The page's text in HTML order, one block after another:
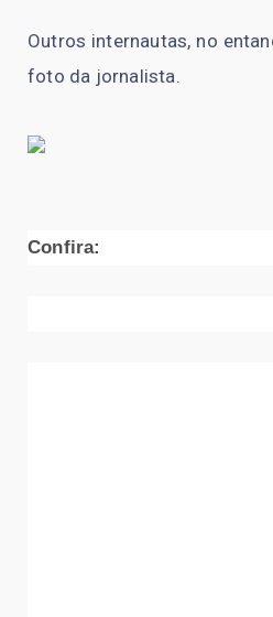
Outros internautas, no
foto da jornalista.
Confira: